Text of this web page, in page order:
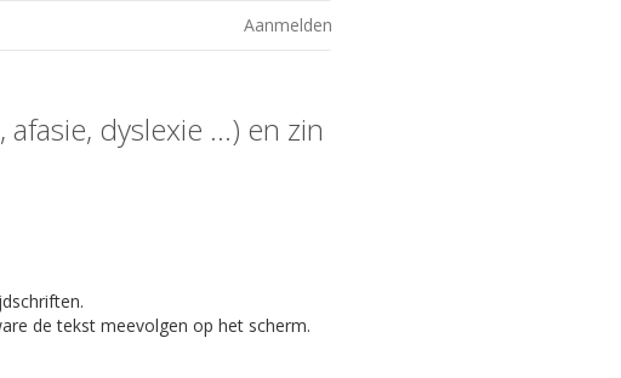
Aanmelden
dyslexie ...) en zin
de tekst meevolgen op het scherm.